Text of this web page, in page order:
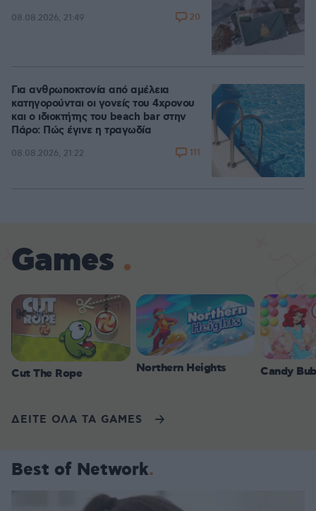
08.08.2026, 21:49 20
Για ανθρωποκτονία από αμέλεια
κατηγορούνται οι γονείς του 4χρονου
και ο ιδιοκτήτης του beach bar στην
Πάρο: Πώς έγινε η τραγωδία
08.08.2026, 21:22 111
Games
Cut The Rope Northern Heights Candy
ΔΕΙΤΕ ΟΛΑ ΤΑ GAMES
Best of Network